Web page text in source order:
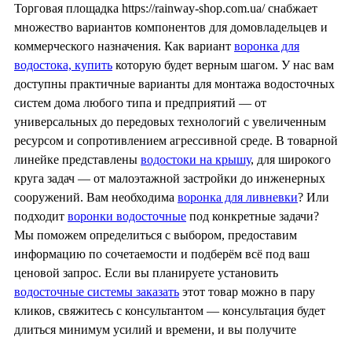
Торговая площадка https://rainway-shop.com.ua/ снабжает
множество вариантов компонентов для домовладельцев и
коммерческого назначения. Как вариант воронка для
водостока, купить которую будет верным шагом. У нас вам
доступны практичные варианты для монтажа водосточных
систем дома любого типа и предприятий — от
универсальных до передовых технологий с увеличенным
ресурсом и сопротивлением агрессивной среде. В товарной
линейке представлены водостоки на крышу, для широкого
круга задач — от малоэтажной застройки до инженерных
сооружений. Вам необходима воронка для ливневки? Или
подходит воронки водосточные под конкретные задачи?
Мы поможем определиться с выбором, предоставим
информацию по сочетаемости и подберём всё под ваш
ценовой запрос. Если вы планируете установить
водосточные системы заказать этот товар можно в пару
кликов, свяжитесь с консультантом — консультация будет
длиться минимум усилий и времени, и вы получите